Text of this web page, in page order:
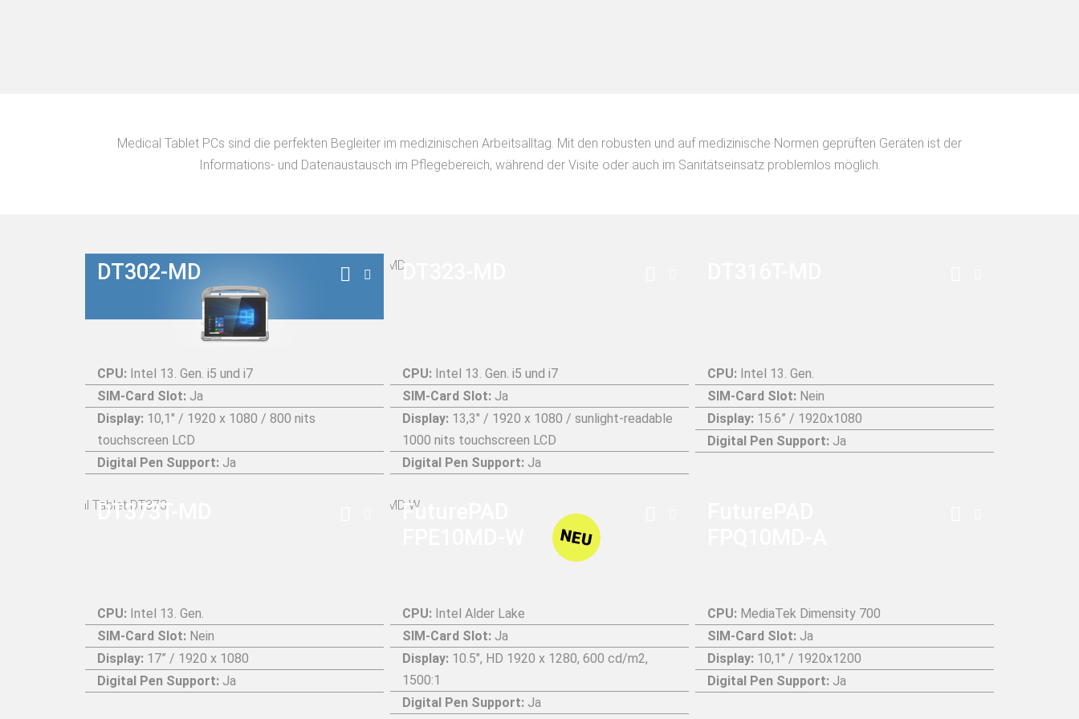
Medical Tablet PCs sind die perfekten Begleiter im medizinischen Arbeitsalltag. Mit den robusten und auf medizinische Normen geprüften Geräten ist der
Informations- und Datenaustausch im Pflegebereich, während der Visite oder auch im Sanitätseinsatz problemlos möglich.
DT302-MD
CPU: Intel 13. Gen. i5 und i7
SIM-Card Slot: Ja
Display: 10,1" / 1920 x 1080 / 800 nits
touchscreen LCD
Digital Pen Support: Ja
DT323-MD
CPU: Intel 13. Gen. i5 und i7
SIM-Card Slot: Ja
Display: 13,3" / 1920 x 1080 / sunlight-readable
1000 nits touchscreen LCD
Digital Pen Support: Ja
CPU: Intel 13. Gen.
SIM-Card Slot: Nein
Display: 15.6” / 1920x1080
Digital Pen Support: Ja
DT373T-MD
CPU: Intel 13. Gen.
SIM-Card Slot: Nein
Display: 17” / 1920 x 1080
Digital Pen Support: Ja
FuturePAD
NEU
CPU: Intel Alder Lake
SIM-Card Slot: Ja
Display: 10.5", HD 1920 x 1280, 600 cd/m2,
1500:1
Digital Pen Support: Ja
CPU: MediaTek Dimensity 700
SIM-Card Slot: Ja
Display: 10,1" / 1920x1200
Digital Pen Support: Ja